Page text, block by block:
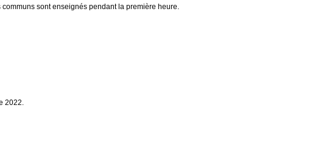
sont enseignés pendant la première heure.
2022.